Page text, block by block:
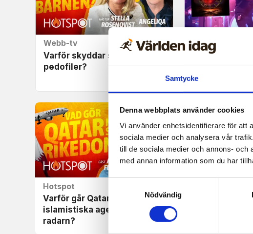
Samtycke
Denna webbplats använder cookies
Vi använder enhetsidentifierare för att
sociala medier och analysera vår
till de sociala medier och annons-
med annan information som du har
Nödvändig
Webb-tv
Varför skyddar samhället
pedofiler?
Recension
Narnia åldras
bjuder på
hårdrock
Hotspot
Varför går Qatars
islamistiska agenda under
radarn?
Viktig bok om
av att ”öppna